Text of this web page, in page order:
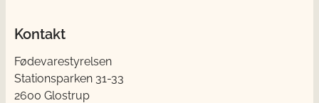
Kontakt
Fødevarestyrelsen
Stationsparken 31-33
2600 Glostrup